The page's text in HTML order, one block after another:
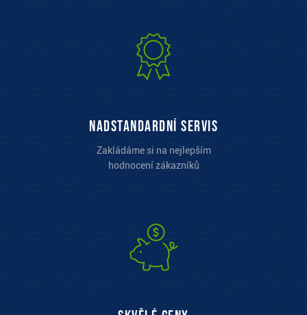
Nadstandardní servis
Zakládáme si na nejlepším
hodnocení zákazníků